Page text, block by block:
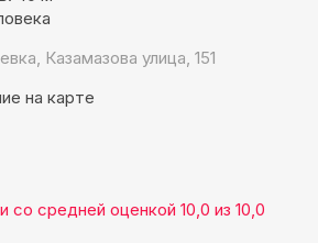
Казамазова улица, 151
на карте
со средней оценкой 10,0 из 10,0